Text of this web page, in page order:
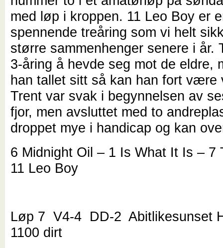
med løp i kroppen. 11 Leo Boy er
spennende treåring som vi helt
større sammenhenger senere i år.
3-åring å hevde seg mot de eldre,
han tallet sitt så kan han fort være
Trent var svak i begynnelsen av
fjor, men avsluttet med to
droppet mye i handicap og kan
6 Midnight Oil – 1 Is What It Is –
11 Leo Boy
Løp 7 V4-4 DD-2 Abitlikesunset
1100 dirt